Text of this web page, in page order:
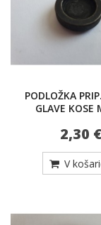
PODLOŽKA
GLAVE KOSE
2,30 €
V